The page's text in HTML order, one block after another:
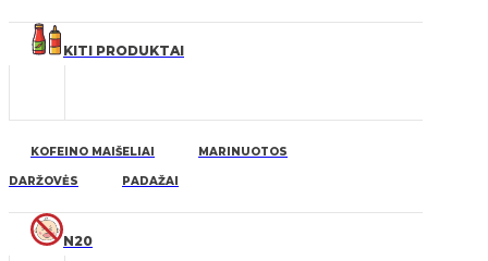
KITI PRODUKTAI
KOFEINO MAIŠELIAI MARINUOTOS
DARŽOVĖS PADAŽAI
N20